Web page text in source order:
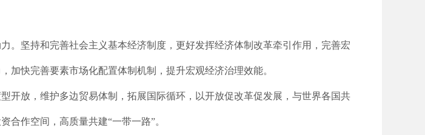
。坚持和完善社会主义基本经济制度，更好发挥经济体制改革牵引作用，完善宏
加快完善要素市场化配置体制机制，提升宏观经济治理效能。
开放，维护多边贸易体制，拓展国际循环，以开放促改革促发展，与世界各国共
合作空间，高质量共建“一带一路”。